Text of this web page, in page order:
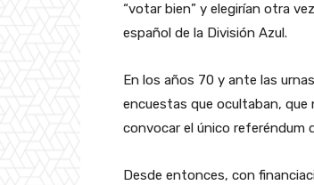
“votar bien” y elegirían otra
español de la División Azul.
En los años 70 y ante las
encuestas que ocultaban, que
convocar el único referéndum
Desde entonces, con